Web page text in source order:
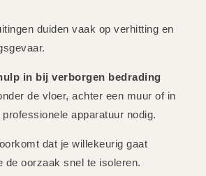
duiden vaak op verhitting en
in bij verborgen bedrading
de vloer, achter een muur of in
apparatuur nodig.
dat je willekeurig gaat
de oorzaak snel te isoleren.